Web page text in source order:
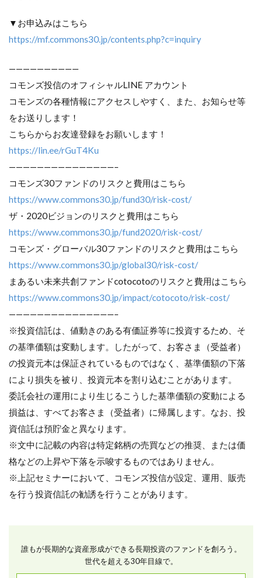
▼お申込みはこちら
https://mf.commons30.jp/contents.php?c=inquiry
——————————
コモンズ投信のオフィシャルLINE アカウント
コモンズの各種情報にアクセスしやすく、また、お知らせ等
をお送りします！
こちらからお友達登録をお願いします！
https://lin.ee/rGuT4Ku
———————————————–
コモンズ30ファンドのリスクと費用はこちら
https://www.commons30.jp/fund30/risk-cost/
ザ・2020ビジョンのリスクと費用はこちら
https://www.commons30.jp/fund2020/risk-cost/
コモンズ・グローバル30ファンドのリスクと費用はこちら
https://www.commons30.jp/global30/risk-cost/
まあるい未来共創ファンドcotocotoのリスクと費用はこちら
https://www.commons30.jp/impact/cotocoto/risk-cost/
———————————————–
※投資信託は、値動きのある有価証券等に投資するため、そ
の基準価額は変動します。したがって、お客さま（受益者）
の投資元本は保証されているものではなく、基準価額の下落
により損失を被り、投資元本を割り込むことがあります。
委託会社の運用により生じるこうした基準価額の変動による
損益は、すべてお客さま（受益者）に帰属します。なお、投
資信託は預貯金と異なります。
※文中に記載の内容は特定銘柄の売買などの推奨、または価
格などの上昇や下落を示唆するものではありません。
※上記セミナーにおいて、コモンズ投信が設定、運用、販売
を行う投資信託の勧誘を行うことがあります。
誰もが長期的な資産形成ができる長期投資のファンドを創ろう。
世代を超える30年目線で。